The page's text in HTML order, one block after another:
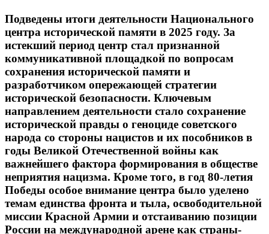
Подведены итоги деятельности Национального
центра исторической памяти в 2025 году. За
истекший период центр стал признанной
коммуникативной площадкой по вопросам
сохранения исторической памяти и
разработчиком опережающей стратегии
исторической безопасности. Ключевым
направлением деятельности стало сохранение
исторической правды о геноциде советского
народа со стороны нацистов и их пособников в
годы Великой Отечественной войны как
важнейшего фактора формирования в обществе
неприятия нацизма. Кроме того, в год 80-летия
Победы особое внимание центра было уделено
темам единства фронта и тыла, освободительной
миссии Красной Армии и отстаиванию позиции
России на международной арене как страны-